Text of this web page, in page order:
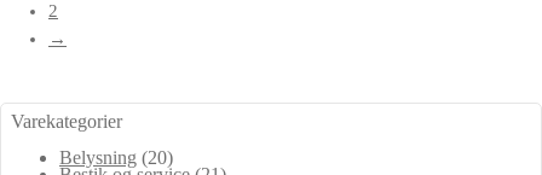
2
→
Varekategorier
Belysning (20)